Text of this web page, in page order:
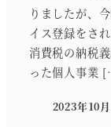
りましたが、
イス登録をさ
消費税の納税
った個人事業
投稿日
2023年10